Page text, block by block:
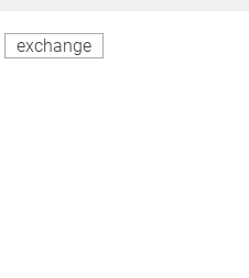
exchange